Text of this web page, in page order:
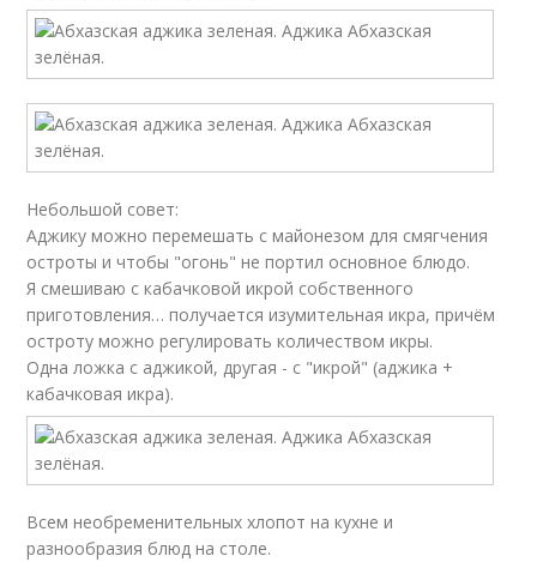
Небольшой совет:
Аджику можно перемешать с майонезом для смягчения
остроты и чтобы "огонь" не портил основное блюдо.
Я смешиваю с кабачковой икрой собственного
приготовления… получается изумительная икра, причём
остроту можно регулировать количеством икры.
Одна ложка с аджикой, другая - с "икрой" (аджика +
кабачковая икра).
Всем необременительных хлопот на кухне и
разнообразия блюд на столе.